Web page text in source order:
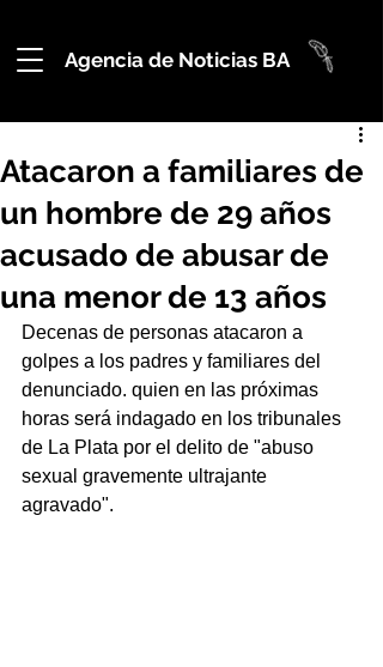
Agencia de Noticias BA
Atacaron a familiares de
un hombre de 29 años
acusado de abusar de
una menor de 13 años
Decenas de personas atacaron a
golpes a los padres y familiares del
denunciado. quien en las próximas
horas será indagado en los tribunales
de La Plata por el delito de "abuso
sexual gravemente ultrajante
agravado".